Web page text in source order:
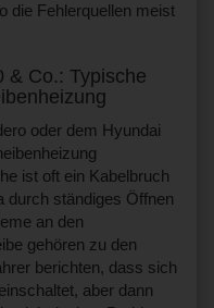
die Fehlerquellen meist
& Co.: Typische
oder dem Hyundai
ist oft ein Kabelbruch
durch ständiges Öffnen
an den
gehören zu den
berichten, dass sich
aber dann